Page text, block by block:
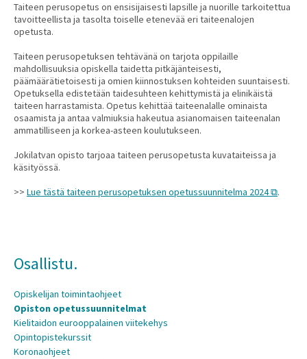
Taiteen perusopetus on ensisijaisesti lapsille ja nuorille tarkoitettua
tavoitteellista ja tasolta toiselle etenevää eri taiteenalojen
opetusta.
Taiteen perusopetuksen tehtävänä on tarjota oppilaille
mahdollisuuksia opiskella taidetta pitkäjänteisesti,
päämäärätietoisesti ja omien kiinnostuksen kohteiden suuntaisesti.
Opetuksella edistetään taidesuhteen kehittymistä ja elinikäistä
taiteen harrastamista. Opetus kehittää taiteenalalle ominaista
osaamista ja antaa valmiuksia hakeutua asianomaisen taiteenalan
ammatilliseen ja korkea-asteen koulutukseen.
Jokilatvan opisto tarjoaa taiteen perusopetusta kuvataiteissa ja
käsityössä.
>> Lue tästä taiteen perusopetuksen opetussuunnitelma 2024 .
Osallistu.
Opiskelijan toimintaohjeet
Opiston opetussuunnitelmat
Kielitaidon eurooppalainen viitekehys
Opintopistekurssit
Koronaohjeet